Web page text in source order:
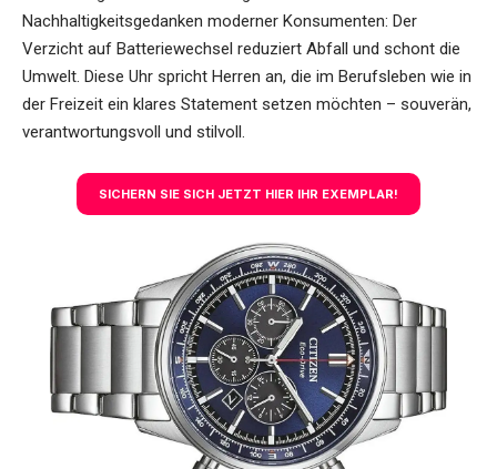
Nachhaltigkeitsgedanken moderner Konsumenten: Der
Verzicht auf Batteriewechsel reduziert Abfall und schont die
Umwelt. Diese Uhr spricht Herren an, die im Berufsleben wie in
der Freizeit ein klares Statement setzen möchten – souverän,
verantwortungsvoll und stilvoll.
SICHERN SIE SICH JETZT HIER IHR EXEMPLAR!